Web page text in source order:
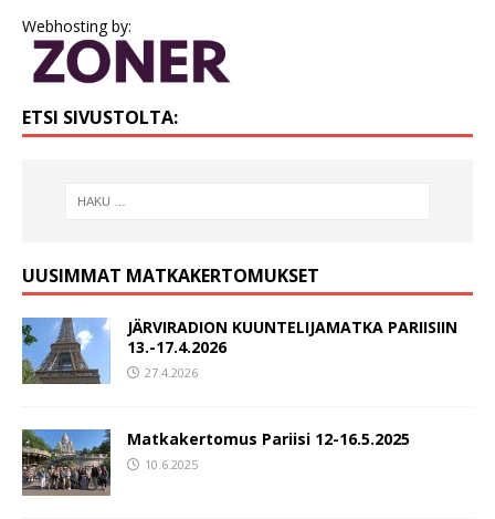
Webhosting by:
ETSI SIVUSTOLTA:
UUSIMMAT MATKAKERTOMUKSET
JÄRVIRADION KUUNTELIJAMATKA PARIISIIN
13.-17.4.2026
27.4.2026
Matkakertomus Pariisi 12-16.5.2025
10.6.2025